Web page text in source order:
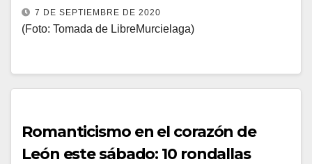
7 DE SEPTIEMBRE DE 2020
(Foto: Tomada de LibreMurcielaga)
Romanticismo en el corazón de
León este sábado: 10 rondallas